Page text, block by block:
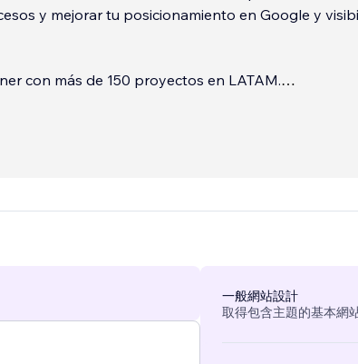
y mejorar tu posicionamiento en Google y
con más de 150 proyectos en LATAM.
一般網站設計
取得包含主題的基本網站